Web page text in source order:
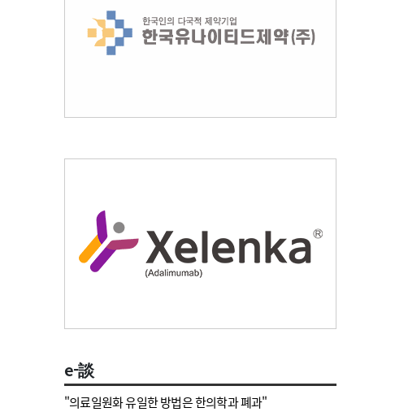
e-談
"의료일원화 유일한 방법은 한의학과 폐과"